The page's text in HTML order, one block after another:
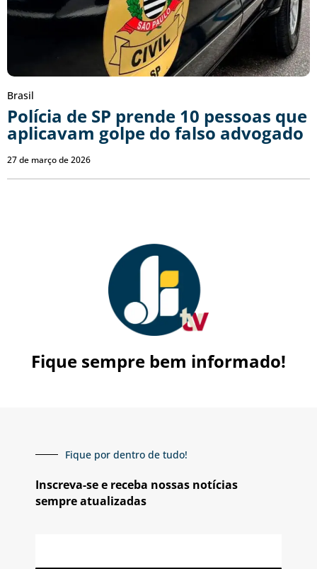
Brasil
Polícia de SP prende 10 pessoas que
aplicavam golpe do falso advogado
27 de março de 2026
Fique sempre bem informado!
Fique por dentro de tudo!
Inscreva-se e receba nossas notícias
sempre atualizadas